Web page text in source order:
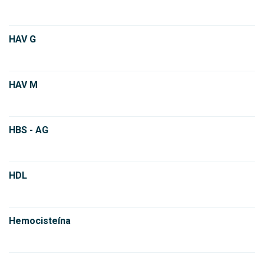
HAV G
HAV M
HBS - AG
HDL
Hemocisteína